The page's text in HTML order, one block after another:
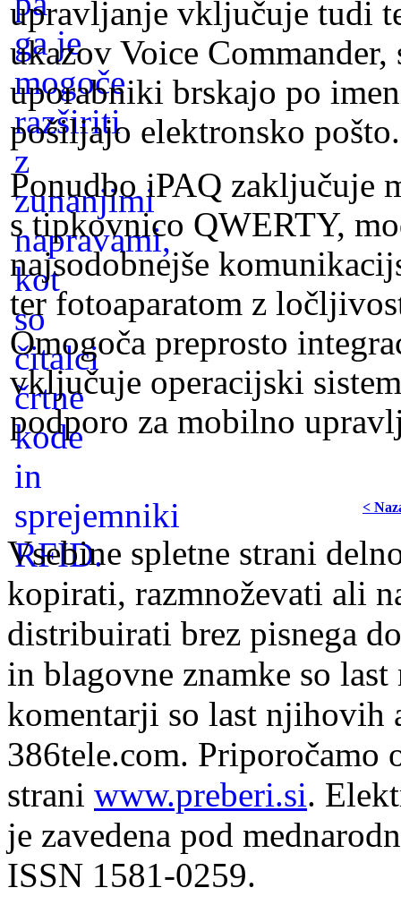
upravljanje vključuje tudi
ukazov Voice
uporabniki brskajo po
pošiljajo elektronsko pošto.
Ponudbo iPAQ zaključuje
s tipkovnico QWERTY,
najsodobnejše
ter fotoaparatom z
Omogoča preprosto
vključuje operacijski
podporo za mobilno
<
Vsebine spletne strani
kopirati, razmnoževati ali
distribuirati brez pisnega
in blagovne znamke so
komentarji so last njihovih
386tele.com. Priporočamo
strani www.preberi.si.
je zavedena pod
ISSN 1581-0259.